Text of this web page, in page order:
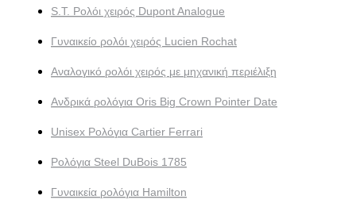
S.T. Ρολόι χειρός Dupont Analogue
Γυναικείο ρολόι χειρός Lucien Rochat
Αναλογικό ρολόι χειρός με μηχανική περιέλιξη
Ανδρικά ρολόγια Oris Big Crown Pointer Date
Unisex Ρολόγια Cartier Ferrari
Ρολόγια Steel DuBois 1785
Γυναικεία ρολόγια Hamilton